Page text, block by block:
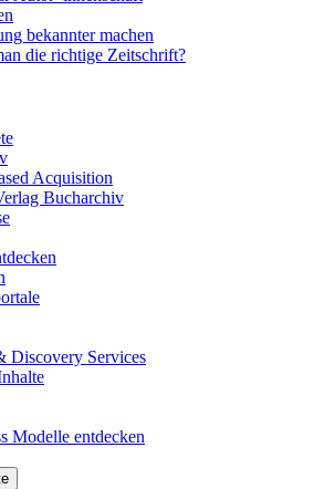
bekannter machen
die richtige Zeitschrift?
Acquisition
Bucharchiv
Discovery Services
Modelle entdecken